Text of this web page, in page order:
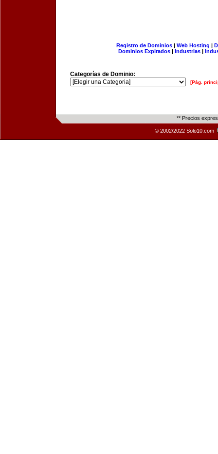
Registro de Dominios| Web Hosting |
Dominios Expirados | Industrias |
Categorías de Dominio:
[Pág.
** Precios
© 2002/2022 Solo10.com